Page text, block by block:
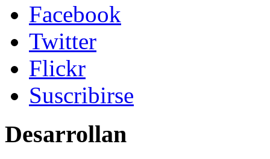
Facebook
Twitter
Flickr
Suscribirse
Desarrollan